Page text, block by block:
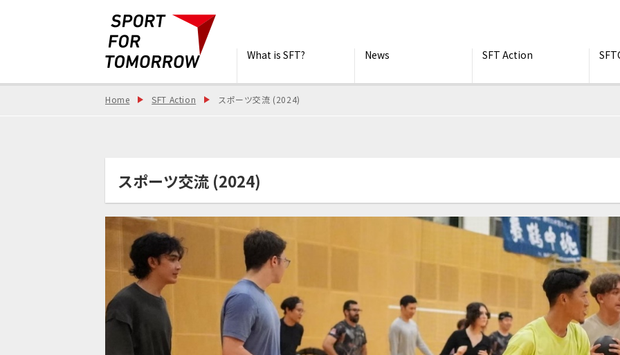
What is SFT? News SFT Action
Home SFT Action スポーツ交流 (2024)
スポーツ交流 (2024)